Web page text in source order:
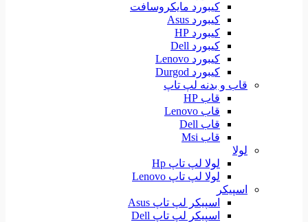
کیبورد مایکروسافت
کیبورد Asus
کیبورد HP
کیبورد Dell
کیبورد Lenovo
کیبورد Durgod
قاب و بدنه لپ تاپ
قاب HP
قاب Lenovo
قاب Dell
قاب Msi
لولا
لولا لپ تاپ Hp
لولا لپ تاپ Lenovo
اسپیکر
اسپیکر لپ تاپ Asus
اسپیکر لپ تاپ Dell